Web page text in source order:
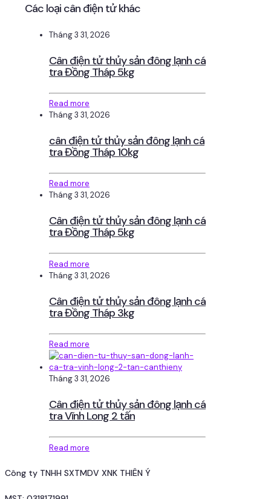
Các loại cân điện tử khác
Tháng 3 31, 2026
Cân điện tử thủy sản đông lạnh cá
tra Đồng Tháp 5kg
Read more
Tháng 3 31, 2026
cân điện tử thủy sản đông lạnh cá
tra Đồng Tháp 10kg
Read more
Tháng 3 31, 2026
Cân điện tử thủy sản đông lạnh cá
tra Đồng Tháp 5kg
Read more
Tháng 3 31, 2026
Cân điện tử thủy sản đông lạnh cá
tra Đồng Tháp 3kg
Read more
Tháng 3 31, 2026
Cân điện tử thủy sản đông lạnh cá
tra Vĩnh Long 2 tấn
Read more
Công ty TNHH SXTMDV XNK THIÊN Ý